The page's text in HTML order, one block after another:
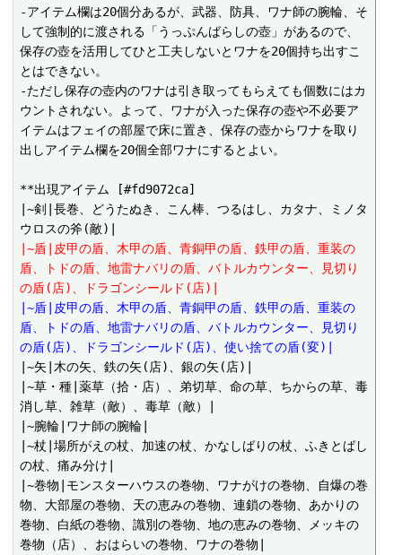
-アイテム欄は20個分あるが、武器、防具、ワナ師の腕輪、そ
して強制的に渡される「うっぷんばらしの壺」があるので、
保存の壺を活用してひと工夫しないとワナを20個持ち出すこ
とはできない。
-ただし保存の壺内のワナは引き取ってもらえても個数にはカ
ウントされない。よって、ワナが入った保存の壺や不必要ア
イテムはフェイの部屋で床に置き、保存の壺からワナを取り
出しアイテム欄を20個全部ワナにするとよい。
**出現アイテム [#fd9072ca]
|~剣|長巻、どうたぬき、こん棒、つるはし、カタナ、ミノタ
|~盾|皮甲の盾、木甲の盾、青銅甲の盾、鉄甲の盾、重装の
盾、トドの盾、地雷ナバリの盾、バトルカウンター、見切り
の盾(店)、ドラゴンシールド(店)|
|~盾|皮甲の盾、木甲の盾、青銅甲の盾、鉄甲の盾、重装の
盾、トドの盾、地雷ナバリの盾、バトルカウンター、見切り
の盾(店)、ドラゴンシールド(店)、使い捨ての盾(変)|
|~矢|木の矢、鉄の矢(店)、銀の矢(店)|
|~草・種|薬草（拾・店）、弟切草、命の草、ちからの草、毒
消し草、雑草（敵）、毒草（敵）|
|~腕輪|ワナ師の腕輪|
|~杖|場所がえの杖、加速の杖、かなしばりの杖、ふきとばし
の杖、痛み分け|
|~巻物|モンスターハウスの巻物、ワナがけの巻物、自爆の巻
物、大部屋の巻物、天の恵みの巻物、連鎖の巻物、あかりの
巻物、白紙の巻物、識別の巻物、地の恵みの巻物、メッキの
巻物（店）、おはらいの巻物、ワナの巻物|